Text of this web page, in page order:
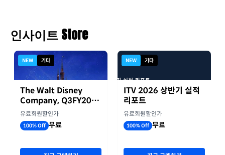
인사이트 Store
NEW 기타
The Walt Disney
Company, Q3FY2026
실적자료
유료회원할인가
100% Off 무료
NEW 기타
ITV 2026 상반기 실적
리포트
유료회원할인가
100% Off 무료